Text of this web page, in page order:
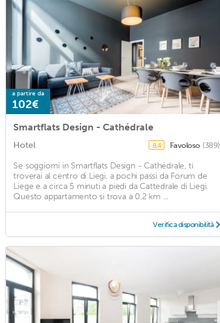
a partire da
102€
Smartflats Design - Cathédrale
Hotel 8,4 Favoloso (389)
Se soggiorni in Smartflats Design - Cathédrale, ti
troverai al centro di Liegi, a pochi passi da Forum de
Liege e a circa 5 minuti a piedi da Cattedrale di Liegi.
Questo appartamento si trova a 0,2 km ...
Verifica disponibilità